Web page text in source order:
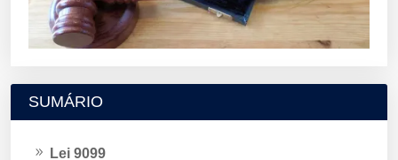
SUMÁRIO
Lei 9099